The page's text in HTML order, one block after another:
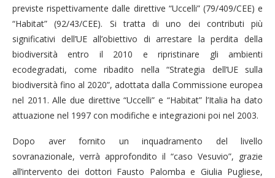
previste rispettivamente dalle direttive “Uccelli” (79/409/CEE) e
“Habitat” (92/43/CEE). Si tratta di uno dei contributi più
significativi dell’UE all’obiettivo di arrestare la perdita della
biodiversità entro il 2010 e ripristinare gli ambienti
ecodegradati, come ribadito nella “Strategia dell’UE sulla
biodiversità fino al 2020”, adottata dalla Commissione europea
nel 2011. Alle due direttive “Uccelli” e “Habitat” l’Italia ha dato
attuazione nel 1997 con modifiche e integrazioni poi nel 2003.
Dopo aver fornito un inquadramento del livello
sovranazionale, verrà approfondito il “caso Vesuvio”, grazie
all’intervento dei dottori Fausto Palomba e Giulia Pugliese,